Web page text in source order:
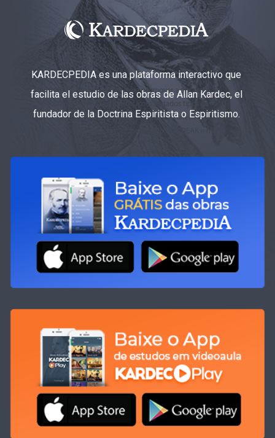
KARDECPEDIA es una plataforma interactivo que
facilita el estudio de las obras de Allan Kardec, el
fundador de la Doctrina Espiritista o Espiritismo.